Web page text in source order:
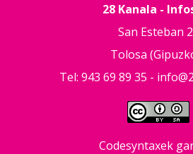
28 Kanala -
San Esteban
Tolosa
Tel: 943 69 89 35 -
Codesyntaxek